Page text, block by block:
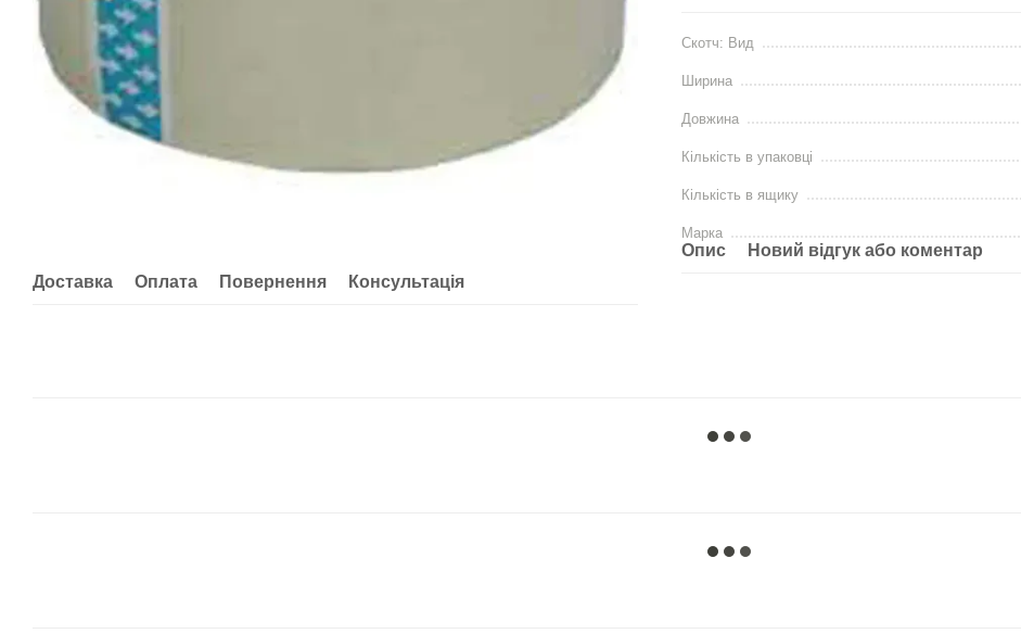
Доставка Оплата Повернення Консультація
Скотч: Вид
Ширина
Довжина
Кількість в упаковці
Кількість в ящику
Марка
Опис Новий відгук або коментар